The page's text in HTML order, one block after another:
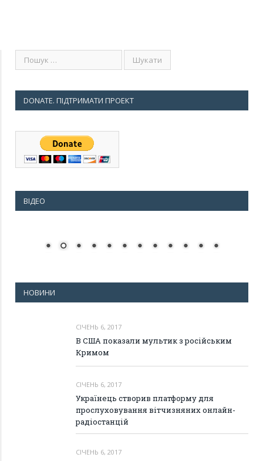
DONATE. ПІДТРИМАТИ ПРОЕКТ
ВІДЕО
НОВИНИ
СІЧЕНЬ 6, 2017
В США показали мультик з російським
Кримом
СІЧЕНЬ 6, 2017
Українець створив платформу для
прослуховування вітчизняних онлайн-
радіостанцій
СІЧЕНЬ 6, 2017